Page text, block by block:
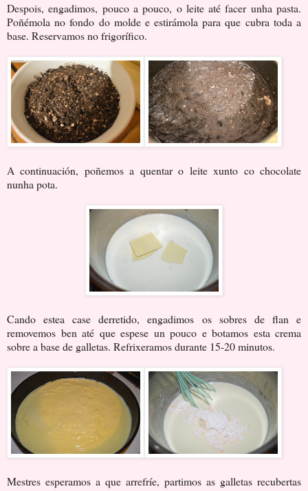
Despois, engadimos, pouco a pouco, o leite até facer unha pasta.
Poñémola no fondo do molde e estirámola para que cubra toda a
base. Reservamos no frigorífico.
A continuación, poñemos a quentar o leite xunto co chocolate
nunha pota.
Cando estea case derretido, engadimos os sobres de flan e
removemos ben até que espese un pouco e botamos esta crema
sobre a base de galletas. Refrixeramos durante 15-20 minutos.
Mestres esperamos a que arrefríe, partimos as galletas recubertas